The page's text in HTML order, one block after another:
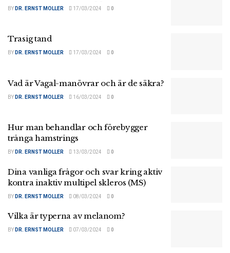
BY DR. ERNST MOLLER 17/03/2024 0
Trasig tand
BY DR. ERNST MOLLER 17/03/2024 0
Vad är Vagal-manövrar och är de säkra?
BY DR. ERNST MOLLER 16/03/2024 0
Hur man behandlar och förebygger
trånga hamstrings
BY DR. ERNST MOLLER 13/03/2024 0
Dina vanliga frågor och svar kring aktiv
kontra inaktiv multipel skleros (MS)
BY DR. ERNST MOLLER 08/03/2024 0
Vilka är typerna av melanom?
BY DR. ERNST MOLLER 07/03/2024 0